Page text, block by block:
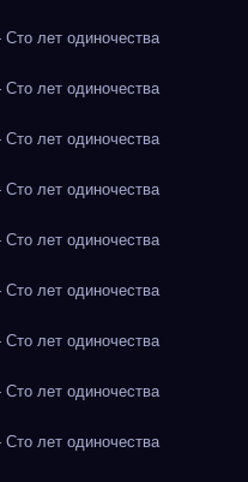
лет одиночества
лет одиночества
лет одиночества
лет одиночества
лет одиночества
лет одиночества
лет одиночества
лет одиночества
лет одиночества